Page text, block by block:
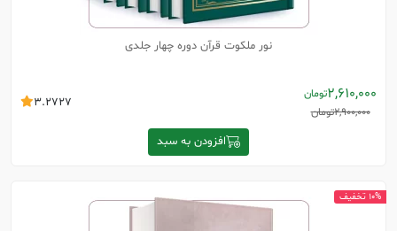
نور ملکوت قرآن دوره چهار جلدی
2,610,000تومان
2,900,000تومان
3.2727
افزودن به سبد
10% تخفیف